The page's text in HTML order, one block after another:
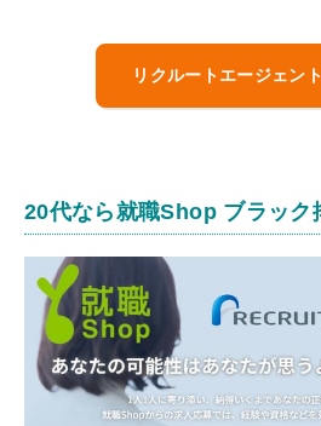
リクルートエージェン
20代なら就職Shop ブラック